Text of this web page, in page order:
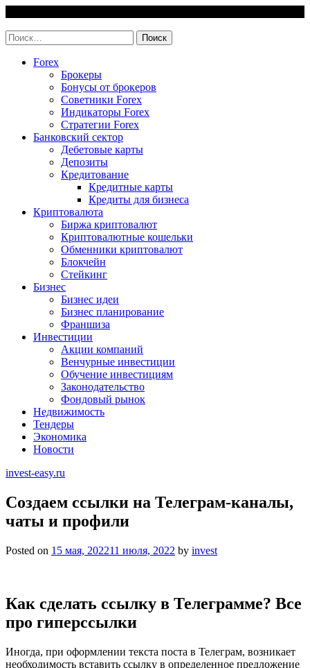
content
Найти:
Forex
Брокеры
Бонусы от брокеров
Советники Forex
Индикаторы Forex
Стратегии Forex
Банковский сектор
Дебетовые карты
Депозиты
Кредитование
Кредитные карты
Кредиты для бизнеса
Криптовалюта
Биржа криптовалют
Криптовалютные кошельки
Обменники криптовалют
Блокчейн
Стейкинг
Бизнес
Бизнес идеи
Бизнес планирование
Франшиза
Инвестиции
Акции компаний
Венчурные инвестиции
Обучение инвестициям
Законодательство
Фондовый рынок
Недвижимость
Тендеры
Экономика
Новости
invest-easy.ru
Создаем ссылки на Телеграм-каналы,
чаты и профили
Posted on 15 мая, 202211 июля, 2022 by invest
Как сделать ссылку в Телеграмме? Все
про гиперссылки
Иногда, при оформлении текста поста в Телеграм, возникает
необходимость вставить ссылку в определенное предложение